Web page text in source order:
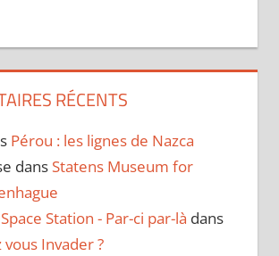
RÉCENTS
Pérou : les lignes de Nazca
dans Statens Museum for
Station - Par-ci par-là dans
vous Invader ?